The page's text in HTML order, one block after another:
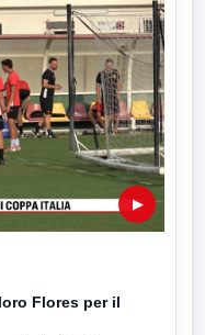
▶
Flores per il